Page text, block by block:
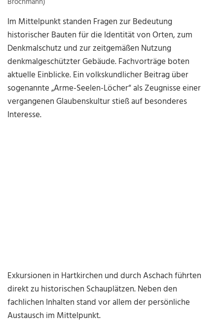
Im Mittelpunkt standen Fragen zur Bedeutung
historischer Bauten für die Identität von Orten, zum
Denkmalschutz und zur zeitgemäßen Nutzung
denkmalgeschützter Gebäude. Fachvorträge boten
aktuelle Einblicke. Ein volkskundlicher Beitrag über
sogenannte „Arme-Seelen-Löcher“ als Zeugnisse einer
vergangenen Glaubenskultur stieß auf besonderes
Interesse.
Exkursionen in Hartkirchen und durch Aschach führten
direkt zu historischen Schauplätzen. Neben den
fachlichen Inhalten stand vor allem der persönliche
Austausch im Mittelpunkt.